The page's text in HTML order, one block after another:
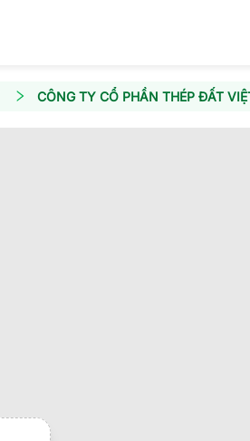
CÔNG TY CỔ PHẦN THÉP ĐẤT